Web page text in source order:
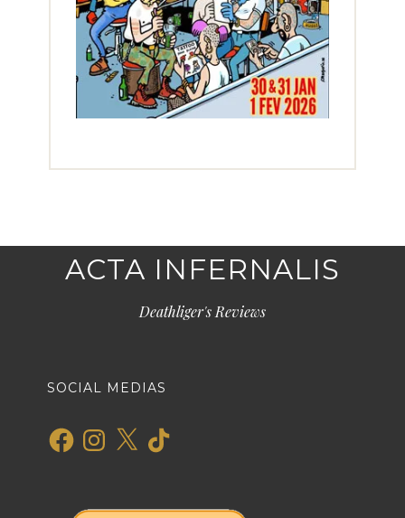
ACTA INFERNALIS
Deathliger's Reviews
SOCIAL MEDIAS
FacebookInstagram
X TikTok